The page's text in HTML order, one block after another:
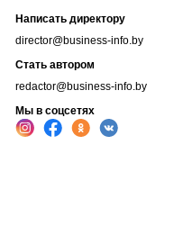
Написать директору
director@business-info.by
Стать автором
redactor@business-info.by
Мы в соцсетях